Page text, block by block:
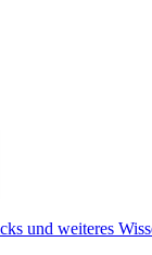
und weiteres